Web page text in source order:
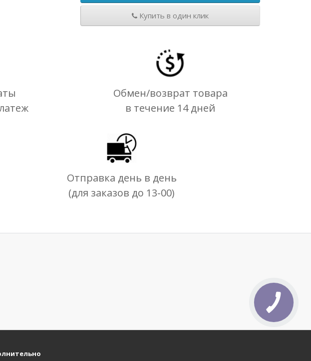
Купить в один клик
Обмен/возврат товара
в течение 14 дней
Отправка день в день
(для заказов до 13-00)
КНОПКА
СВЯЗИ